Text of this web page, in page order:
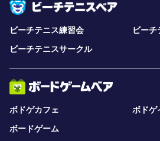
ビーチテニス練習会
ビーチ
ビーチテニスサークル
ボドゲカフェ
ボドゲ
ボードゲーム